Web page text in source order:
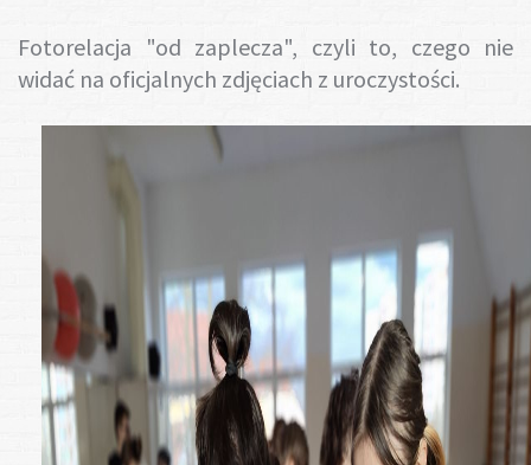
Fotorelacja "od zaplecza", czyli to, czego nie
widać na oficjalnych zdjęciach z uroczystości.